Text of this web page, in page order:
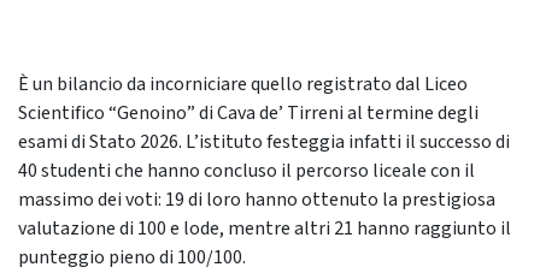
È un bilancio da incorniciare quello registrato dal Liceo
Scientifico “Genoino” di Cava de’ Tirreni al termine degli
esami di Stato 2026. L’istituto festeggia infatti il successo di
40 studenti che hanno concluso il percorso liceale con il
massimo dei voti: 19 di loro hanno ottenuto la prestigiosa
valutazione di 100 e lode, mentre altri 21 hanno raggiunto il
punteggio pieno di 100/100.